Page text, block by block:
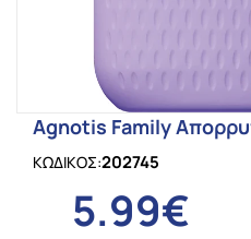
Agnotis Family
ΚΩΔΙΚΟΣ:202745
5.99€